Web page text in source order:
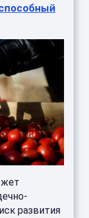
развития